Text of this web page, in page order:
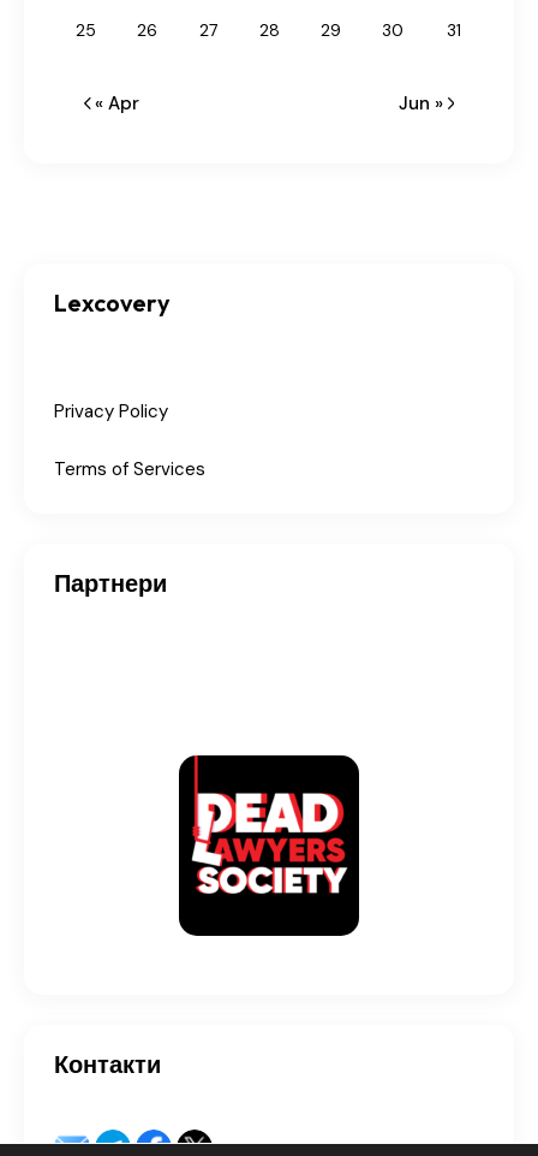
25
26 27 28 29 30 31
« Apr Jun »
Lexcovery
Privacy Policy
Terms of Services
Партнери
Контакти